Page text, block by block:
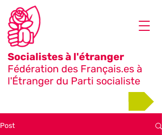
Socialistes à l'étranger
Fédération des Français.es à
l'Étranger du Parti socialiste
Post